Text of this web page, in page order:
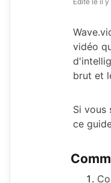
vidéo
brut et
Si vous
ce